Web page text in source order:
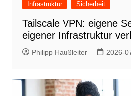
Infrastruktur Sicherheit
Tailscale VPN: eigene
eigener Infrastruktur
Philipp Haußleiter 2026-